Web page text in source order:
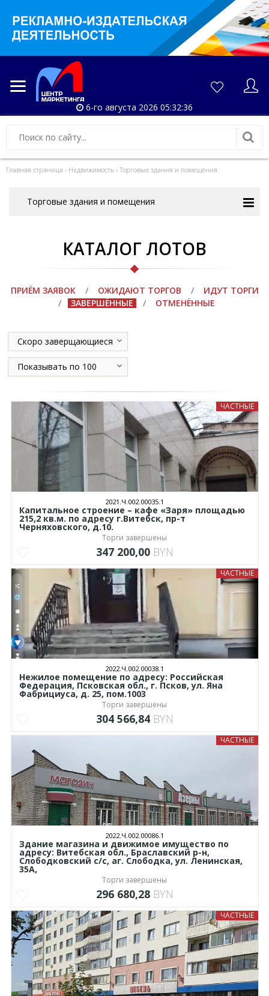
6-го августа 2026 05:32:38
Главная страница › Недвижимость › Торговые здания и помещения
Торговые здания и помещения
КАТАЛОГ ЛОТОВ
ПРИЁМ ЗАЯВОК / ОЖИДАЮТ ТОРГОВ /
ИДУТ ТОРГИ
/
ЗАВЕРШЁННЫЕ / ОТМЕНЁННЫЕ
Скоро заверщающиеся
Показывать по 100
ЧАСТНЫЕ
2021.Ч.002.00035.1
Капитальное строение – кафе «Заря» площадью
215,2 кв.м. по адресу г.Витебск, пр-т
Черняховского, д.10.
Торги завершены
347 200,00 BYN
ЧАСТНЫЕ
2022.Ч.002.00038.1
Нежилое помещение по адресу: Российская
Федерация, Псковская обл., г. Псков, ул. Яна
Фабрициуса, д. 25, пом.1003
Торги завершены
304 566,84 BYN
ЧАСТНЫЕ
2022.Ч.002.00086.1
Здание магазина и движимое имущество по
адресу: Витебская обл., Браславский р-н,
Слободковский с/с, аг. Слободка, ул. Ленинская,
35А,
Торги завершены
296 680,28 BYN
ЧАСТНЫЕ